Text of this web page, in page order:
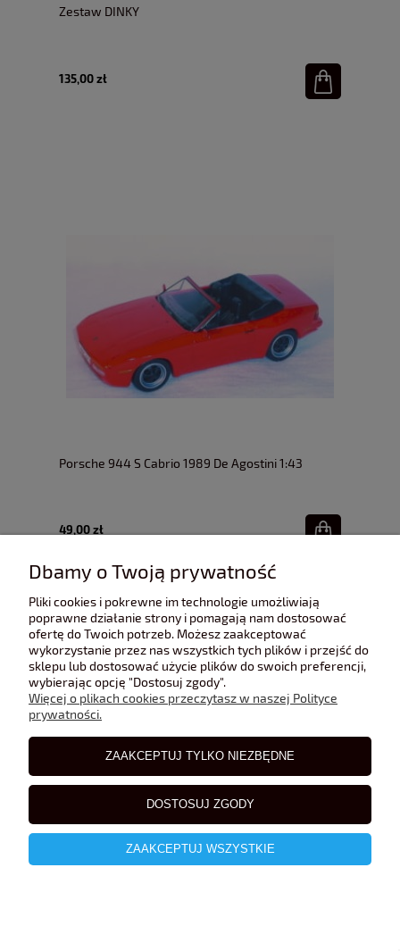
Zestaw DINKY
135,00 zł
Porsche 944 S Cabrio 1989 De Agostini 1:43
49,00 zł
Dbamy o Twoją prywatność
Pliki cookies i pokrewne im technologie umożliwiają
poprawne działanie strony i pomagają nam dostosować
ofertę do Twoich potrzeb. Możesz zaakceptować
wykorzystanie przez nas wszystkich tych plików i przejść do
sklepu lub dostosować użycie plików do swoich preferencji,
wybierając opcję "Dostosuj zgody".
Więcej o plikach cookies przeczytasz w naszej Polityce
prywatności.
ZAAKCEPTUJ TYLKO NIEZBĘDNE
DOSTOSUJ ZGODY
ZAAKCEPTUJ WSZYSTKIE